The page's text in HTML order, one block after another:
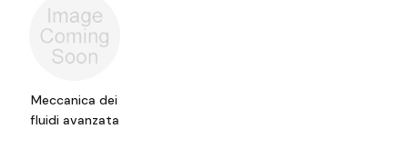
Meccanica dei
fluidi avanzata